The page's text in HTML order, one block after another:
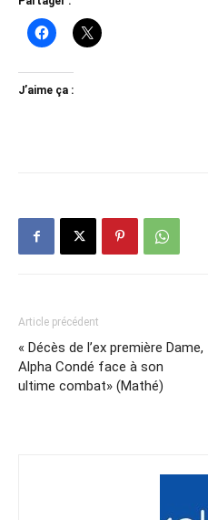
J’aime ça :
Article précédent
« Décès de l’ex première Dame,
Alpha Condé face à son
ultime combat» (Mathé)